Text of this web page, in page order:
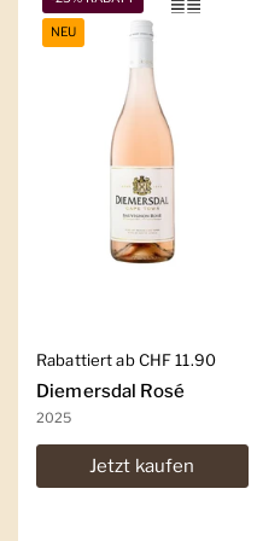
Regulärer Preis
Rabattiert ab CHF 11.90
Diemersdal Rosé
2025
Jetzt kaufen
NEU